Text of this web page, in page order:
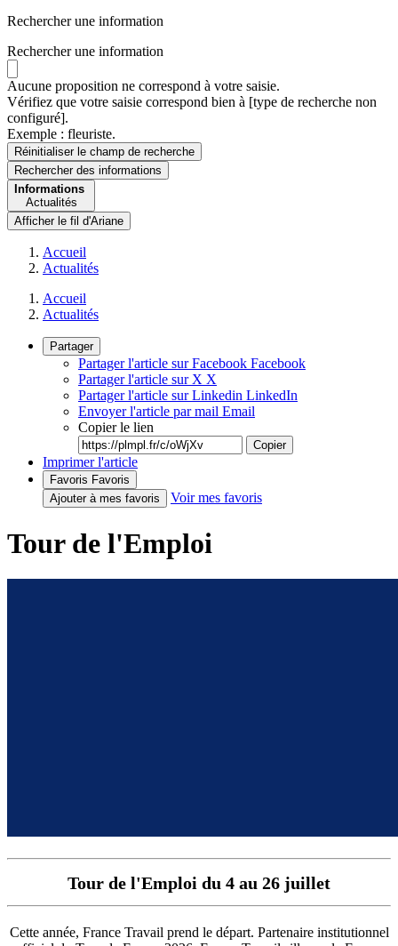
Rechercher une information
Rechercher une information
Aucune proposition ne correspond à votre saisie.
Vérifiez que votre saisie correspond bien à [type de recherche non
configuré].
Exemple : fleuriste.
Réinitialiser le champ de recherche
Rechercherdes informations
Informations
Actualités
Afficher le fil d'Ariane
Accueil
Actualités
Accueil
Actualités
Partager
Partager l'article sur Facebook Facebook
Partager l'article sur X X
Partager l'article sur Linkedin LinkedIn
Envoyer l'article par mail Email
Copier le lien
Copier
Imprimer l'article
Favoris Favoris
Ajouter à mes favoris
Voir mes favoris
Tour de l'Emploi
Tour de l'Emploi du 4 au 26 juillet
Cette année, France Travail prend le départ. Partenaire institutionnel